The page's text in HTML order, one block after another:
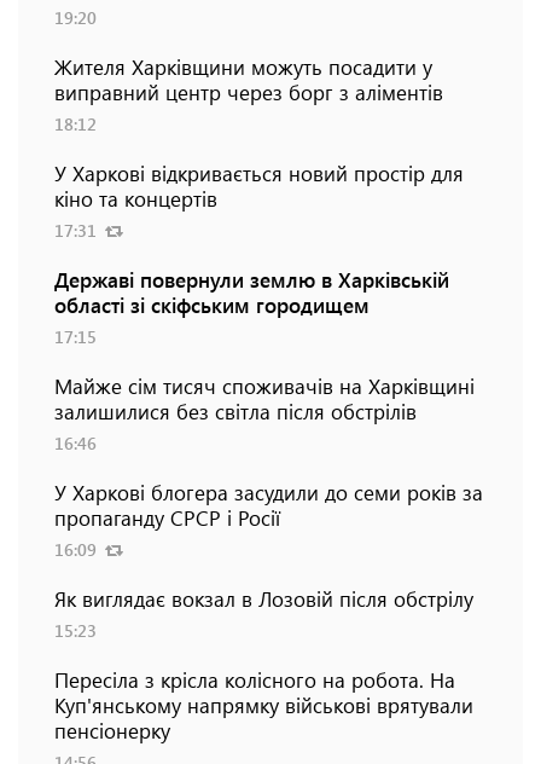
19:20
Жителя Харківщини можуть посадити у
виправний центр через борг з аліментів
18:12
У Харкові відкривається новий простір для
кіно та концертів
17:31
Державі повернули землю в Харківській
області зі скіфським городищем
17:15
Майже сім тисяч споживачів на Харківщині
залишилися без світла після обстрілів
16:46
У Харкові блогера засудили до семи років за
пропаганду СРСР і Росії
16:09
Як виглядає вокзал в Лозовій після обстрілу
15:23
Пересіла з крісла колісного на робота. На
Куп'янському напрямку військові врятували
пенсіонерку